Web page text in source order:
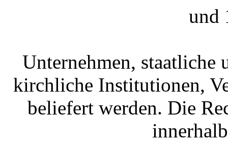
und
Unternehmen,
kirchliche Institutionen,
beliefert werden. Die